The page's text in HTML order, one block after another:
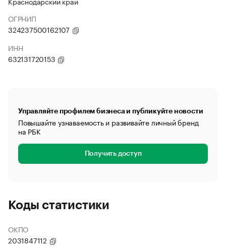
ОГРНИП
324237500162107
ИНН
632131720153
Управляйте профилем бизнеса и публикуйте новости
Повышайте узнаваемость и развивайте личный бренд
на РБК
Получить доступ
Коды статистики
ОКПО
2031847112